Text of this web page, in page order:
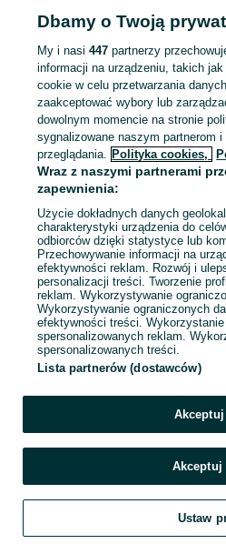
Strona główna Rolnictwo Części do
rolniczych - Mazowieckie
Części do
Pierwsze
KATEGORIA
980028219
Zadzwoń / SMS
Dbamy o Twoją
My i nasi447 partnerzy
informacji na urządzeniu, takich
cookie w celu przetwarzania
zaakceptować wybory lub
dowolnym momencie na stronie
sygnalizowane naszym partnerom i
przeglądania. Polityka cookies,
Wraz z naszymi partnerami
zapewnienia:
Użycie dokładnych danych
charakterystyki urządzenia do
odbiorców dzięki statystyce lub
Przechowywanie informacji na
efektywności reklam. Rozwój i
personalizacji treści. Tworzenie
reklam. Wykorzystywanie
Wykorzystywanie ograniczonych
efektywności treści.
spersonalizowanych reklam.
spersonalizowanych treści.
Lista partnerów (dostawców)
Akceptuj
Ustaw